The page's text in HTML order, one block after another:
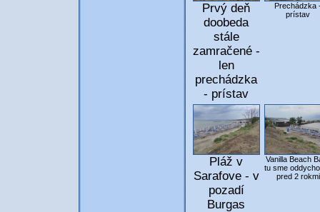
Prvý deň
doobeda
stále
zamračené -
len
prechádzka
- prístav
Prechádzka
prístav
Pláž v
Sarafove - v
pozadí
Burgas
Vanilla Beach
tu sme
pred 2 rokmi